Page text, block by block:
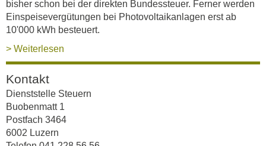
bisher schon bei der direkten Bundessteuer. Ferner werden
Einspeisevergütungen bei Photovoltaikanlagen erst ab
10'000 kWh besteuert.
> Weiterlesen
Kontakt
Dienststelle Steuern
Buobenmatt 1
Postfach 3464
6002 Luzern